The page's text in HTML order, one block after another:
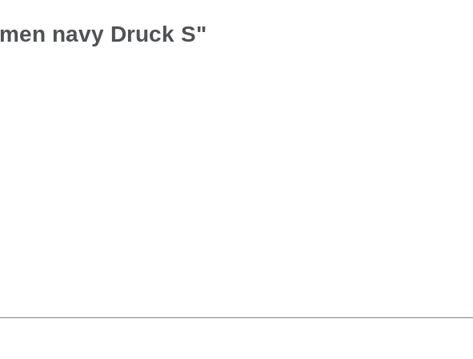
navy Druck S"